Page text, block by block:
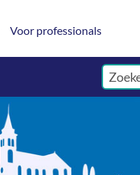
Voor professionals